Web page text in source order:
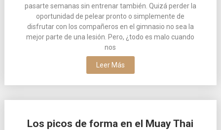
pasarte semanas sin entrenar también. Quizá perder la
oportunidad de pelear pronto o simplemente de
disfrutar con los compañeros en el gimnasio no sea la
mejor parte de una lesión. Pero, ¿todo es malo cuando
nos
Leer Más
Los picos de forma en el Muay Thai